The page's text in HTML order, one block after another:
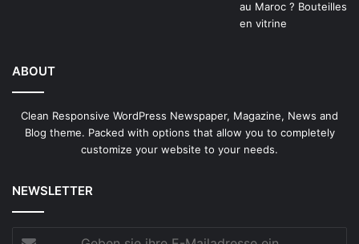
ABOUT
Clean Responsive WordPress Newspaper, Magazine, News and
Blog theme. Packed with options that allow you to completely
customize your website to your needs.
NEWSLETTER